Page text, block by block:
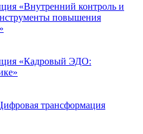
«Внутренний контроль и
повышения
«Кадровый ЭДО:
трансформация